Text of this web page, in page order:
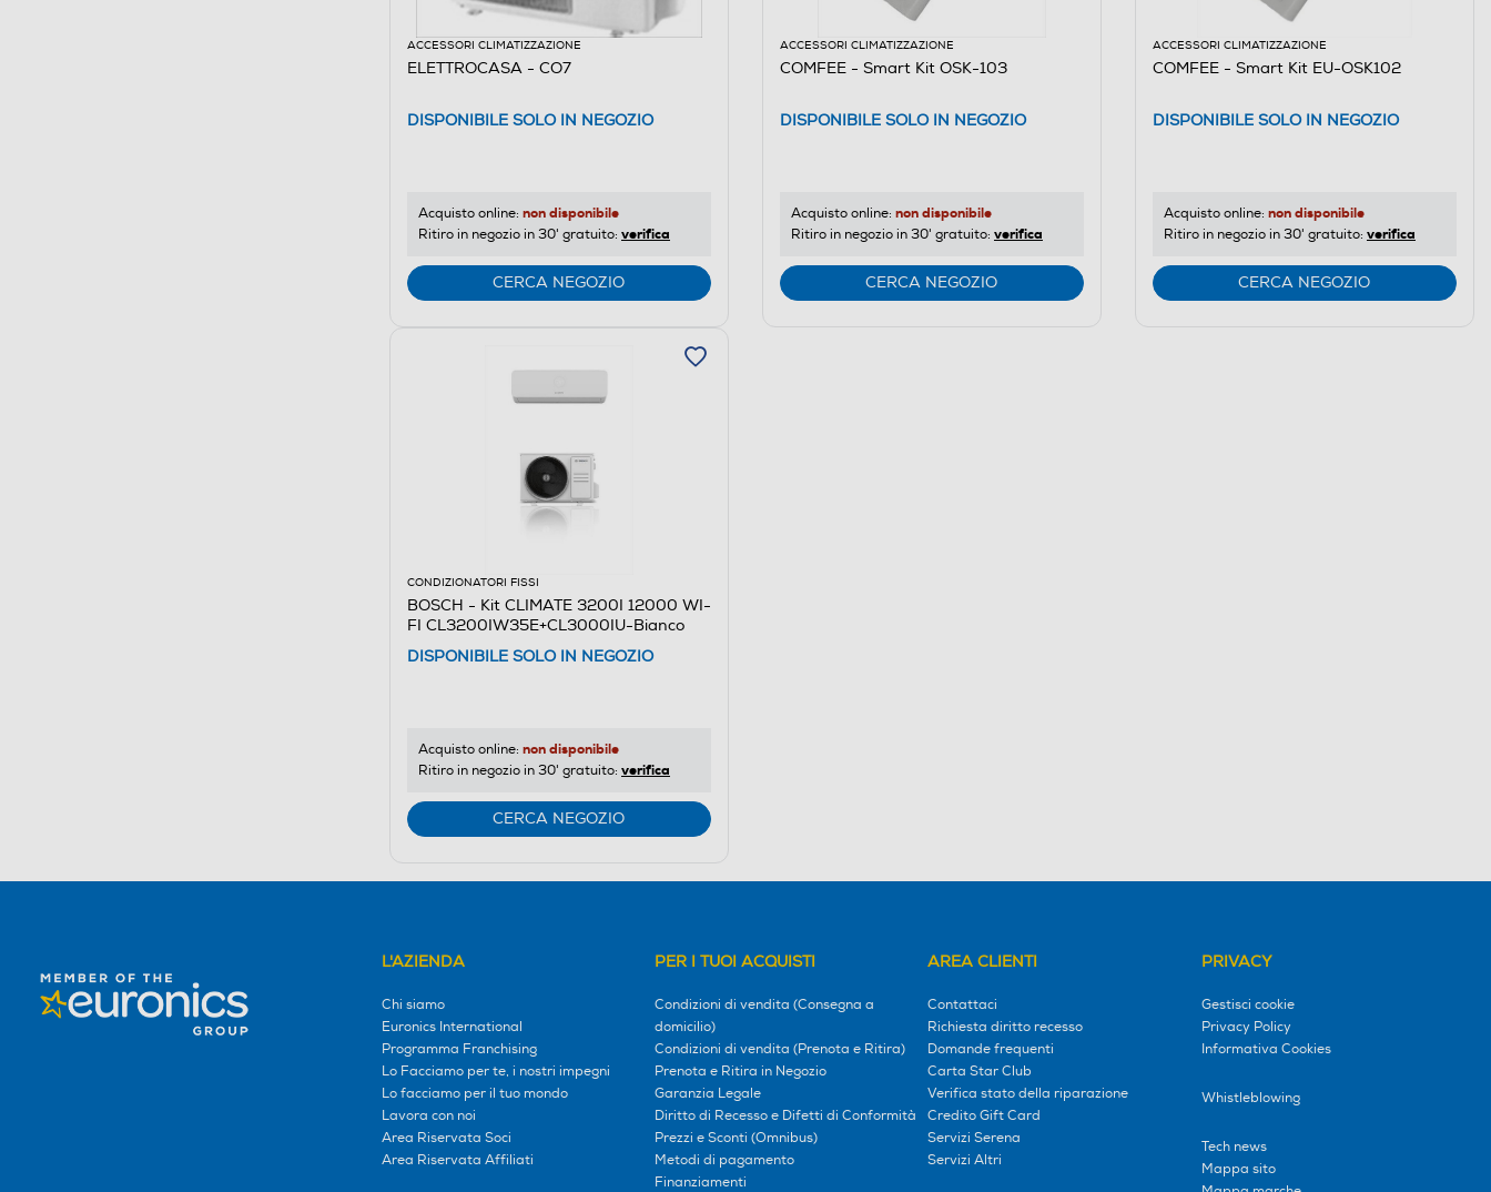
ACCESSORI CLIMATIZZAZIONE
ELETTROCASA - CO7
DISPONIBILE SOLO IN NEGOZIO
Acquisto online: non disponibile
Ritiro in negozio in 30' gratuito: verifica
CERCA NEGOZIO
ACCESSORI CLIMATIZZAZIONE
COMFEE - Smart Kit OSK-103
DISPONIBILE SOLO IN NEGOZIO
Acquisto online: non disponibile
Ritiro in negozio in 30' gratuito: verifica
CERCA NEGOZIO
ACCESSORI CLIMATIZZAZIONE
COMFEE - Smart Kit EU-OSK102
DISPONIBILE SOLO IN NEGOZIO
Acquisto online: non disponibile
Ritiro in negozio in 30' gratuito: verifica
CERCA NEGOZIO
CONDIZIONATORI FISSI
BOSCH - Kit CLIMATE 3200I 12000 WI-
FI CL3200IW35E+CL3000IU-Bianco
DISPONIBILE SOLO IN NEGOZIO
Acquisto online: non disponibile
Ritiro in negozio in 30' gratuito: verifica
CERCA NEGOZIO
L'AZIENDA
Chi siamo
Euronics International
Programma Franchising
Lo Facciamo per te, i nostri impegni
Lo facciamo per il tuo mondo
Lavora con noi
Area Riservata Soci
Area Riservata Affiliati
PER I TUOI ACQUISTI
Condizioni di vendita (Consegna a
domicilio)
Condizioni di vendita (Prenota e Ritira)
Prenota e Ritira in Negozio
Garanzia Legale
Diritto di Recesso e Difetti di Conformità
Prezzi e Sconti (Omnibus)
Metodi di pagamento
Finanziamenti
AREA CLIENTI
Contattaci
Richiesta diritto recesso
Domande frequenti
Carta Star Club
Verifica stato della riparazione
Credito Gift Card
Servizi Serena
Servizi Altri
PRIVACY
Gestisci cookie
Privacy Policy
Informativa Cookies
Whistleblowing
Tech news
Mappa sito